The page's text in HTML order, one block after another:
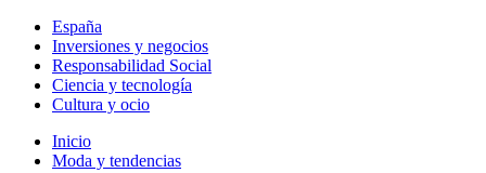
España
Inversiones y negocios
Responsabilidad Social
Ciencia y tecnología
Cultura y ocio
Inicio
Moda y tendencias